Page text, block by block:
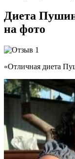
Диета
на фото
«Отличная диета